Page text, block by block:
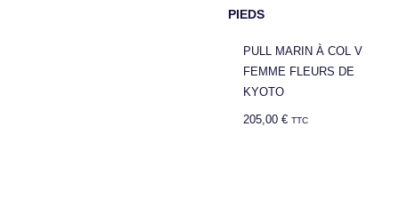
PIEDS
PULL MARIN À COL V
FEMME FLEURS DE
KYOTO
205,00€ TTC